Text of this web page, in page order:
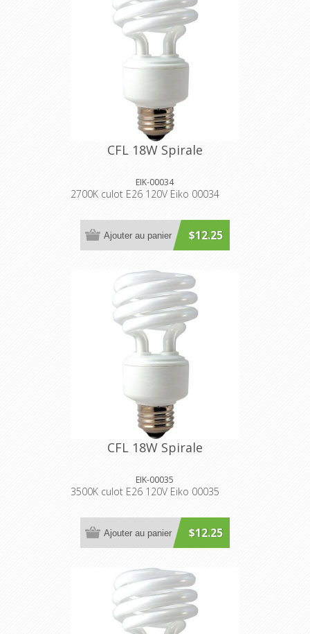
CFL 18W Spirale
EIK-00034
2700K culot E26 120V Eiko 00034
$12.25
Ajouter au panier
CFL 18W Spirale
EIK-00035
3500K culot E26 120V Eiko 00035
$12.25
Ajouter au panier